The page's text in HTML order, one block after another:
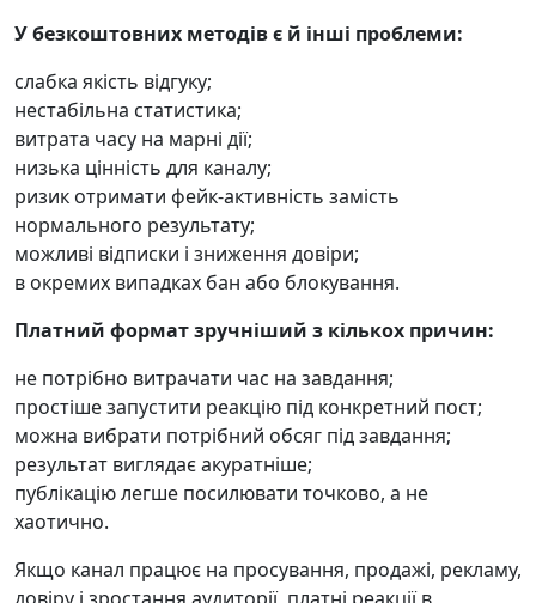
У безкоштовних методів є й інші проблеми:
слабка якість відгуку;
нестабільна статистика;
витрата часу на марні дії;
низька цінність для каналу;
ризик отримати фейк-активність замість
нормального результату;
можливі відписки і зниження довіри;
в окремих випадках бан або блокування.
Платний формат зручніший з кількох причин:
не потрібно витрачати час на завдання;
простіше запустити реакцію під конкретний пост;
можна вибрати потрібний обсяг під завдання;
результат виглядає акуратніше;
публікацію легше посилювати точково, а не
хаотично.
Якщо канал працює на просування, продажі, рекламу,